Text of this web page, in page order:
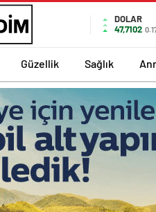
DOLAR
47,7102
Güzellik Sağlık